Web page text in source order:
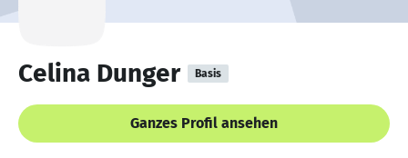
Celina Dunger Basis
Ganzes Profil ansehen